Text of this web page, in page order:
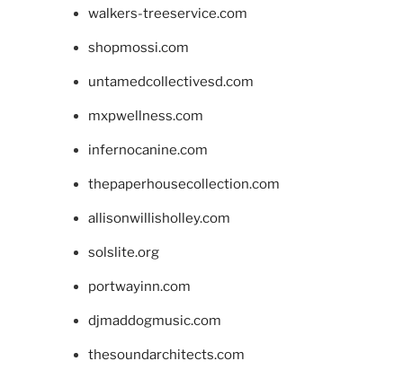
walkers-treeservice.com
shopmossi.com
untamedcollectivesd.com
mxpwellness.com
infernocanine.com
thepaperhousecollection.com
allisonwillisholley.com
solslite.org
portwayinn.com
djmaddogmusic.com
thesoundarchitects.com